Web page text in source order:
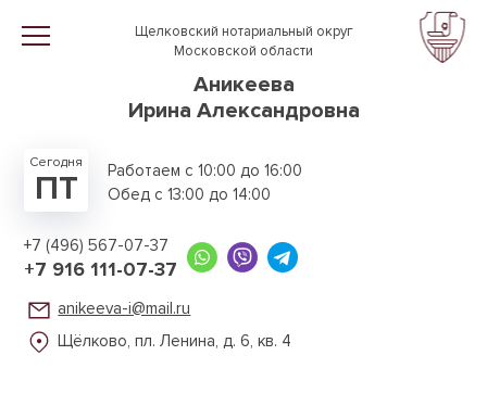
Перейти к основному содержанию
Щелковский нотариальный округ
Московской области
Аникеева
Ирина Александровна
Сегодня
ПТ
Работаем с 10:00 до 16:00
Обед с 13:00 до 14:00
+7 (496) 567-07-37
+7 916 111-07-37
anikeeva-i@mail.ru
Щёлково, пл. Ленина,д. 6, кв. 4